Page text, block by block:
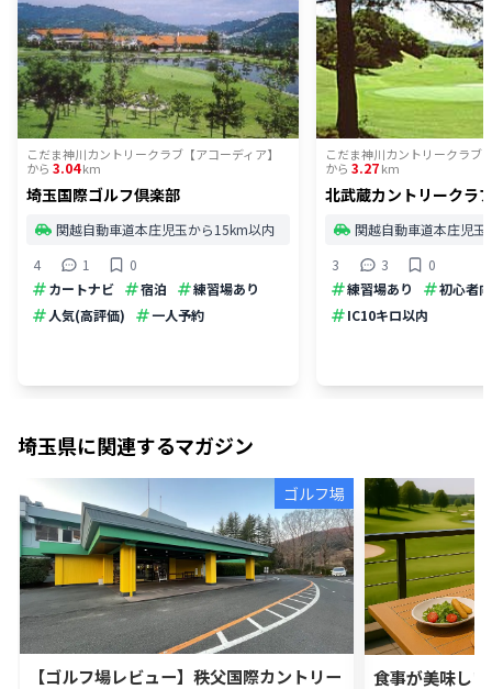
こだま神川カントリークラブ【アコーディア】
から 3.04km
埼玉国際ゴルフ倶楽部
関越自動車道本庄児玉から15km以内
4
1
0
カートナビ
宿泊
練習場あり
人気(高評価)
一人予約
こだま神川カントリークラブ
から 3.27km
北武蔵カントリークラ
関越自動車道本庄児
3
3
0
練習場あり
初心者
IC10キロ以内
埼玉県に関連するマガジン
ゴルフ場
【ゴルフ場レビュー】秩父国際カントリー
食事が美味し